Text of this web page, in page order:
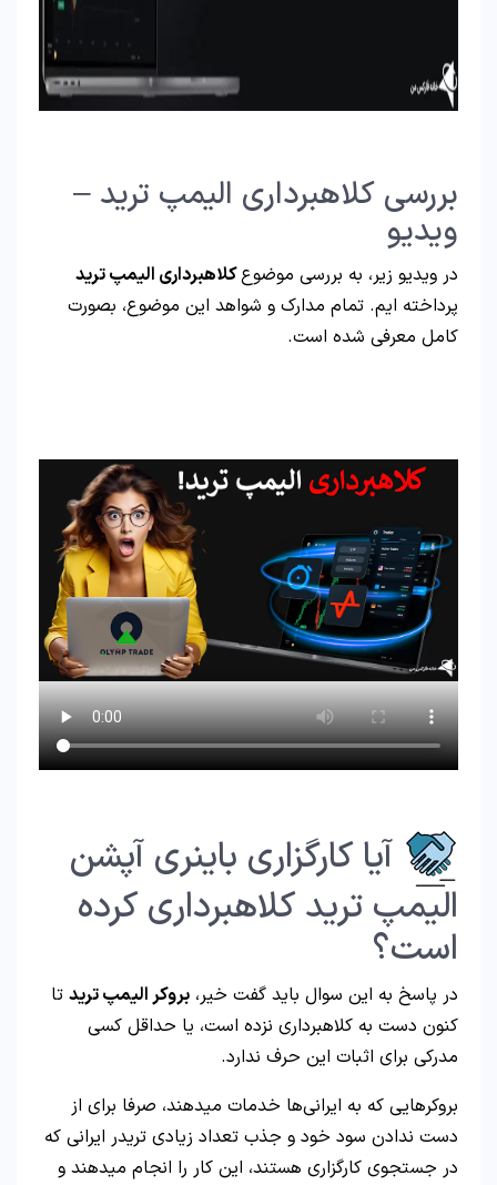
بررسی کلاهبرداری الیمپ ترید –
ویدیو
در ویدیو زیر، به بررسی موضوعکلاهبرداری الیمپ ترید
پرداخته ایم. تمام مدارک و شواهد این موضوع، بصورت
کامل معرفی شده است.
آیا کارگزاری باینری آپشن
الیمپ ترید کلاهبرداری کرده
است؟
در پاسخ به این سوال باید گفت خیر، بروکر الیمپ ترید تا
کنون دست به کلاهبرداری نزده است، یا حداقل کسی
مدرکی برای اثبات این حرف ندارد.
بروکرهایی که به ایرانی‌ها خدمات میدهند، صرفا برای از
دست ندادن سود خود و جذب تعداد زیادی تریدر ایرانی که
در جستجوی کارگزاری هستند، این کار را انجام میدهند و